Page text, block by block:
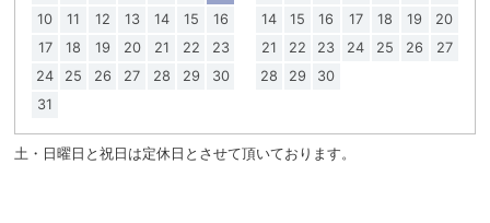
10
11 12 13 14 15
16
17
18 19 20 21 22
23
24
25 26 27 28 29
30
31
14
15 16 17 18 19
20
21
22 23 24 25 26
27
28
29 30
土・日曜日と祝日は定休日とさせて頂いております。